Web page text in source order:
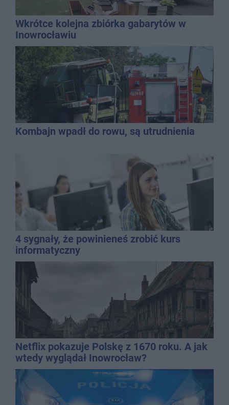
Wkrótce kolejna zbiórka gabarytów w
Inowrocławiu
Kombajn wpadł do rowu, są utrudnienia
4 sygnały, że powinieneś zrobić kurs
informatyczny
Netflix pokazuje Polskę z 1670 roku. A jak
wtedy wyglądał Inowrocław?